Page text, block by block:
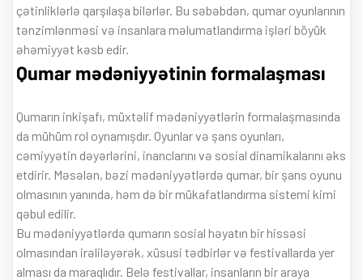
çətinliklərlə qarşılaşa bilərlər. Bu səbəbdən, qumar oyunlarının
tənzimlənməsi və insanlara məlumatlandırma işləri böyük
əhəmiyyət kəsb edir.
Qumar mədəniyyətinin formalaşması
Qumarın inkişafı, müxtəlif mədəniyyətlərin formalaşmasında
da mühüm rol oynamışdır. Oyunlar və şans oyunları,
cəmiyyətin dəyərlərini, inanclarını və sosial dinamikalarını əks
etdirir. Məsələn, bəzi mədəniyyətlərdə qumar, bir şans oyunu
olmasının yanında, həm də bir mükafatlandırma sistemi kimi
qəbul edilir.
Bu mədəniyyətlərdə qumarın sosial həyatın bir hissəsi
olmasından irəliləyərək, xüsusi tədbirlər və festivallarda yer
alması da maraqlıdır. Belə festivallar, insanların bir araya